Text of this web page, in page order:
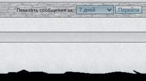
Показать сообщения за: